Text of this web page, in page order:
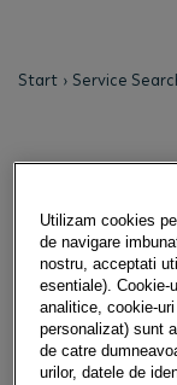
Start Service
Utilizam cookies
de navigare
nostru, acceptati
esentiale). Cookie-
analitice, cookie-
personalizat) sunt
de catre
urilor, datele de